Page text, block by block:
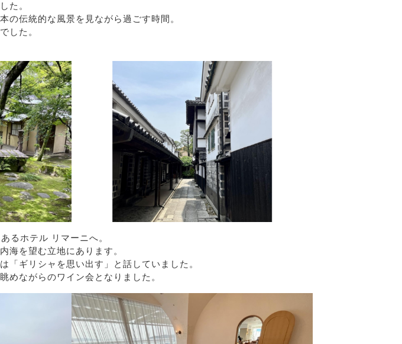
た。
の伝統的な風景を見ながら過ごす時間。
した。
るホテル リマーニへ。
海を望む立地にあります。
「ギリシャを思い出す」と話していました。
めながらのワイン会となりました。